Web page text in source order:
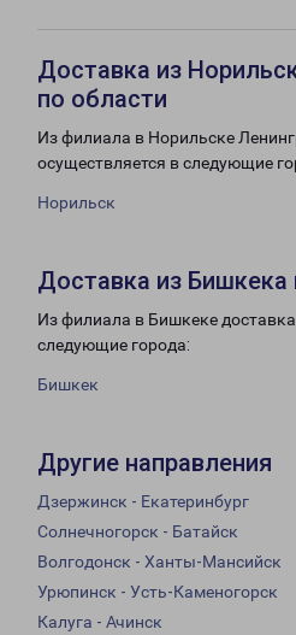
Доставка из
по области
Из филиала в Норильске
осуществляется в следующие
Норильск
Доставка из Бишкека
Из филиала в Бишкеке
следующие города:
Бишкек
Другие направления
Дзержинск - Екатеринбург
Солнечногорск - Батайск
Волгодонск - Ханты-Мансийск
Урюпинск - Усть-Каменогорск
Калуга - Ачинск